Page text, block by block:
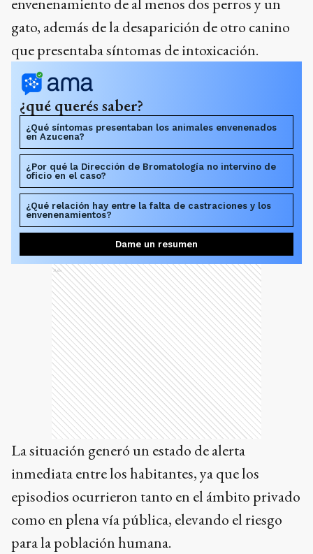
gato, además de la desaparición de otro canino
que presentaba síntomas de intoxicación.
¿qué querés saber?
¿Qué síntomas presentaban los animales envenenados
en Azucena?
¿Por qué la Dirección de Bromatología no intervino de
oficio en el caso?
¿Qué relación hay entre la falta de castraciones y los
envenenamientos?
Dame un resumen
Ads
La situación generó un estado de alerta
inmediata entre los habitantes, ya que los
episodios ocurrieron tanto en el ámbito privado
como en plena vía pública, elevando el riesgo
para la población humana.